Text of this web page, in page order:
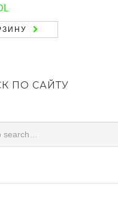
ПО САЙТУ